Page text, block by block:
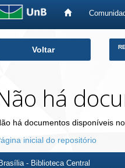
Voltar
há
há documentos disponíveis
inicial do repositório
- Biblioteca Central